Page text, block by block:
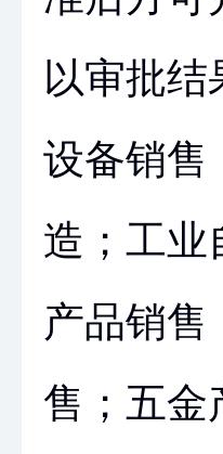
以审批结
设备销售
造；工业
产品销售
售；五金